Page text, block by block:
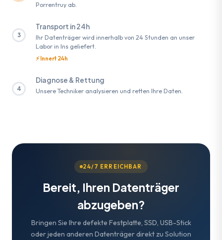
Porrentruy ab.
3
Transport in 24h
Ihr Datenträger wird innerhalb von 24 Stunden an unser
Labor in Ins geliefert.
⚡ Innert 24h
4
Diagnose & Rettung
Unsere Techniker analysieren und retten Ihre Daten.
24/7 ERREICHBAR
Bereit, Ihren Datenträger
abzugeben?
Bringen Sie Ihre defekte Festplatte, SSD, USB-Stick
oder jeden anderen Datenträger direkt zu Solution